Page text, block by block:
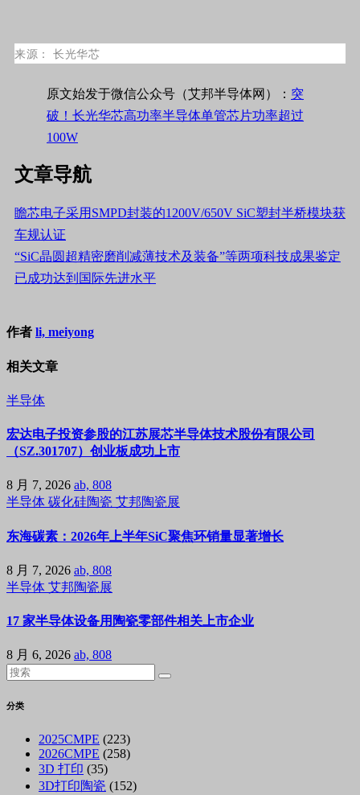
来源： 长光华芯
原文始发于微信公众号（艾邦半导体网）： 突
破！长光华芯高功率半导体单管芯片功率超过
100W
文章导航
瞻芯电子采用SMPD封装的1200V/650V SiC塑封半桥模块获
车规认证
“SiC晶圆超精密磨削减薄技术及装备”等两项科技成果鉴定
已成功达到国际先进水平
作者 li, meiyong
相关文章
半导体
宏达电子投资参股的江苏展芯半导体技术股份有限公司
（SZ.301707）创业板成功上市
8 月 7, 2026 ab, 808
半导体 碳化硅陶瓷 艾邦陶瓷展
东海碳素：2026年上半年SiC聚焦环销量显著增长
8 月 7, 2026 ab, 808
半导体 艾邦陶瓷展
17 家半导体设备用陶瓷零部件相关上市企业
8 月 6, 2026 ab, 808
分类
2025CMPE (223)
2026CMPE (258)
3D 打印 (35)
3D打印陶瓷 (152)